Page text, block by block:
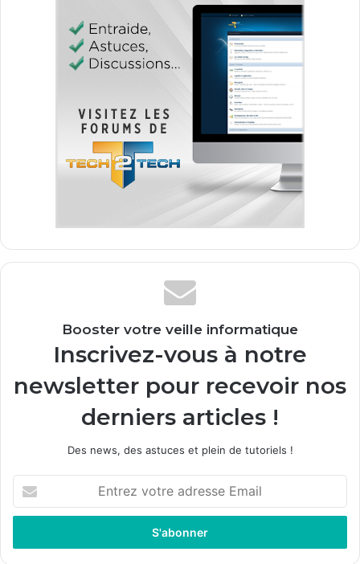
Booster votre veille informatique
Inscrivez-vous à notre
newsletter pour recevoir nos
derniers articles !
Des news, des astuces et plein de tutoriels !
t
e